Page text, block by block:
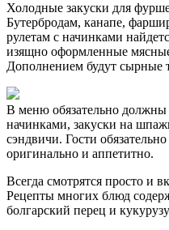
Холодные закуски для
Бутербродам, канапе,
рулетам с начинками
изящно оформленные
Дополнением будут сырные
В меню обязательно должны
начинками, закуски на
сэндвичи. Гости
оригинально и аппетитно.
Всегда смотрятся просто и
Рецепты многих блюд
болгарский перец и